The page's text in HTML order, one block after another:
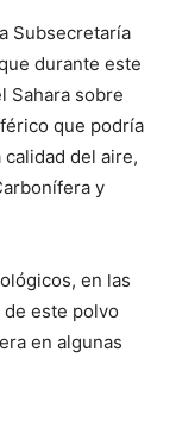
Subsecretaría
durante este
Sahara sobre
que podría
del aire,
y
en las
este polvo
en algunas